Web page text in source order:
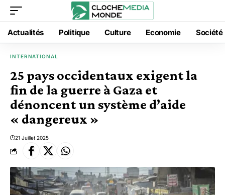
Actualités Politique Culture Economie Société
INTERNATIONAL
25 pays occidentaux exigent la
fin de la guerre à Gaza et
dénoncent un système d’aide
« dangereux »
21 Juillet 2025